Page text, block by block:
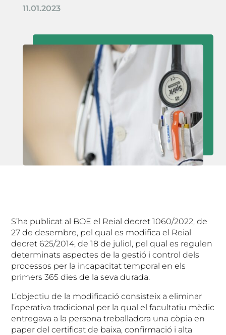
11.01.2023
S’ha publicat al BOE el Reial decret 1060/2022, de
27 de desembre, pel qual es modifica el Reial
decret 625/2014, de 18 de juliol, pel qual es regulen
determinats aspectes de la gestió i control dels
processos per la incapacitat temporal en els
primers 365 dies de la seva durada.
L’objectiu de la modificació consisteix a eliminar
l’operativa tradicional per la qual el facultatiu mèdic
entregava a la persona treballadora una còpia en
paper del certificat de baixa, confirmació i alta